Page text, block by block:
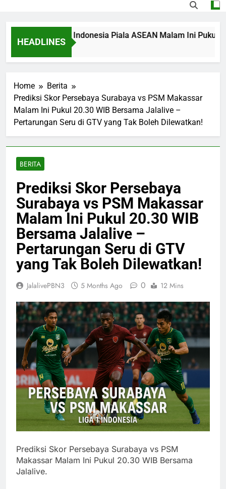
HEADLINES
Singapura vs Indonesia Piala ASEAN Malam Ini Pukul
Home
Berita
Prediksi Skor Persebaya Surabaya vs PSM Makassar
Malam Ini Pukul 20.30 WIB Bersama Jalalive –
Pertarungan Seru di GTV yang Tak Boleh Dilewatkan!
BERITA
Prediksi Skor Persebaya
Surabaya vs PSM Makassar
Malam Ini Pukul 20.30 WIB
Bersama Jalalive –
Pertarungan Seru di GTV
yang Tak Boleh Dilewatkan!
JalalivePBN3 5 Months Ago 0 12 Mins
Prediksi Skor Persebaya Surabaya vs PSM
Makassar Malam Ini Pukul 20.30 WIB Bersama
Jalalive.